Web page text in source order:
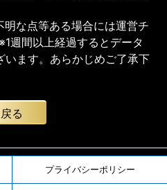
な点等ある場合には運営チ
週間以上経過するとデータ
います。あらかじめご了承下
戻る
プライバシーポリシー